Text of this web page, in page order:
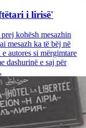
i lirisë'
kohësh mesazhin
mesazh ka të bëj në
autores si mërgimtare
dashurinë e saj për